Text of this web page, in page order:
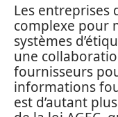
Les entreprises
complexe pour
systèmes
une
fournisseurs
informations
est d’autant